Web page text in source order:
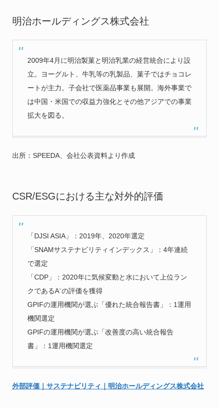
明治ホールディングス株式会社
2009年4月に明治製菓と明治乳業の経営統合により設
立。ヨーグルト、牛乳等の乳製品、菓子ではチョコレ
ートが主力。子会社で医薬品事業も展開。海外事業で
は中国・米国での収益力強化とその他アジアでの事業
拡大を図る。
出所：SPEEDA、会社公表資料より作成
CSR/ESGにおける主な対外的評価
「DJSI ASIA」：2019年、2020年選定
「SNAMサステナビリティインデックス」：4年連続
で選定
「CDP」：2020年に気候変動と水において上位ラン
クであるA⁻の評価を獲得
GPIFの運用機関が選ぶ「優れた統合報告書」：1運用
機関選定
GPIFの運用機関が選ぶ「改善度の高い統合報告
書」：1運用機関選定
外部評価｜サステナビリティ｜明治ホールディングス株式会社